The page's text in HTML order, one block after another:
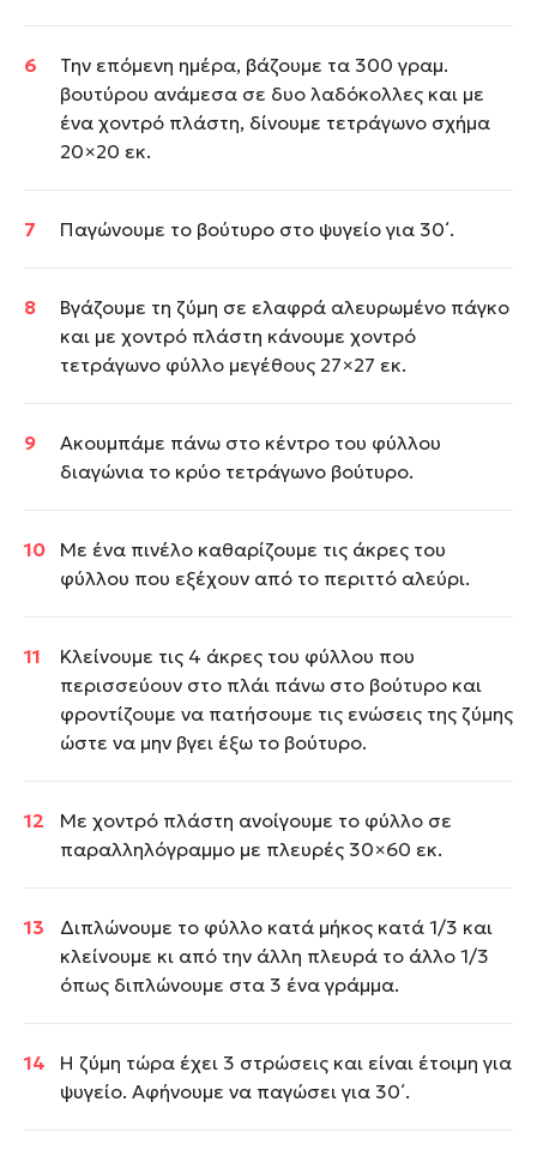
Την επόμενη ημέρα, βάζουμε τα 300 γραμ.
βουτύρου ανάμεσα σε δυο λαδόκολλες και με
ένα χοντρό πλάστη, δίνουμε τετράγωνο σχήμα
20×20 εκ.
Παγώνουμε το βούτυρο στο ψυγείο για 30΄.
Βγάζουμε τη ζύμη σε ελαφρά αλευρωμένο πάγκο
και με χοντρό πλάστη κάνουμε χοντρό
τετράγωνο φύλλο μεγέθους 27×27 εκ.
Ακουμπάμε πάνω στο κέντρο του φύλλου
διαγώνια το κρύο τετράγωνο βούτυρο.
Με ένα πινέλο καθαρίζουμε τις άκρες του
φύλλου που εξέχουν από το περιττό αλεύρι.
Κλείνουμε τις 4 άκρες του φύλλου που
περισσεύουν στο πλάι πάνω στο βούτυρο και
φροντίζουμε να πατήσουμε τις ενώσεις της ζύμης
ώστε να μην βγει έξω το βούτυρο.
Με χοντρό πλάστη ανοίγουμε το φύλλο σε
παραλληλόγραμμο με πλευρές 30×60 εκ.
Διπλώνουμε το φύλλο κατά μήκος κατά 1/3 και
κλείνουμε κι από την άλλη πλευρά το άλλο 1/3
όπως διπλώνουμε στα 3 ένα γράμμα.
Η ζύμη τώρα έχει 3 στρώσεις και είναι έτοιμη για
ψυγείο. Αφήνουμε να παγώσει για 30΄.